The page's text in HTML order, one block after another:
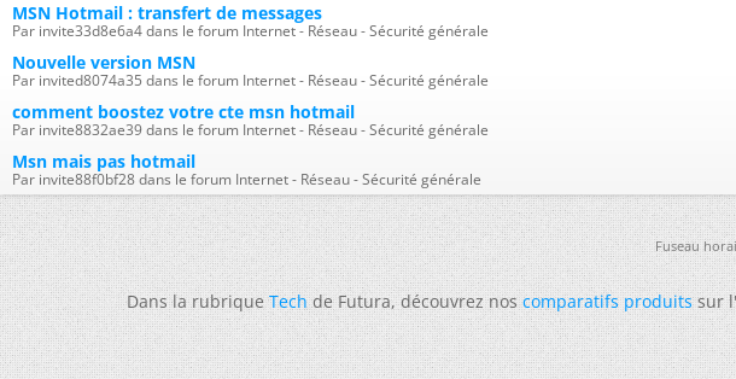
MSN Hotmail : transfert de messages
Par invite33d8e6a4 dans le forum Internet - Réseau - Sécurité générale
Nouvelle version MSN
Par invited8074a35 dans le forum Internet - Réseau - Sécurité générale
comment boostez votre cte msn hotmail
Par invite8832ae39 dans le forum Internet - Réseau - Sécurité générale
Msn mais pas hotmail
Par invite88f0bf28 dans le forum Internet - Réseau - Sécurité générale
Fuseau
Dans la rubriqueTechde Futura, découvrez noscomparatifs produitssur